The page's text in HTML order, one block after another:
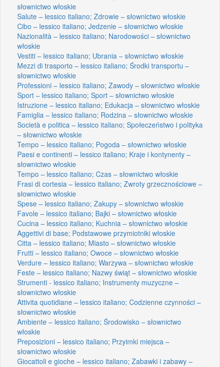
słownictwo włoskie
Salute – lessico italiano; Zdrowie – słownictwo włoskie
Cibo – lessico italiano; Jedzenie – słownictwo włoskie
Nazionalità – lessico italiano; Narodowości – słownictwo
włoskie
Vestiti – lessico italiano; Ubrania – słownictwo włoskie
Mezzi di trasporto – lessico italiano; Środki transportu –
słownictwo włoskie
Professioni – lessico italiano; Zawody – słownictwo włoskie
Sport – lessico italiano; Sport – słownictwo włoskie
Istruzione – lessico italiano; Edukacja – słownictwo włoskie
Famiglia – lessico italiano; Rodzina – słownictwo włoskie
Società e politica – lessico italiano; Społeczeństwo i polityka
– słownictwo włoskie
Tempo – lessico italiano; Pogoda – słownictwo włoskie
Paesi e continenti – lessico italiano; Kraje i kontynenty –
słownictwo włoskie
Tempo – lessico italiano; Czas – słownictwo włoskie
Frasi di cortesia – lessico italiano; Zwroty grzecznościowe –
słownictwo włoskie
Spese – lessico italiano; Zakupy – słownictwo włoskie
Favole – lessico italiano; Bajki – słownictwo włoskie
Cucina – lessico italiano; Kuchnia – słownictwo włoskie
Aggettivi di base; Podstawowe przymiotniki włoskie
Citta – lessico italiano; Miasto – słownictwo włoskie
Frutti – lessico italiano; Owoce – słownictwo włoskie
Verdure – lessico italiano; Warzywa – słownictwo włoskie
Feste – lessico italiano; Nazwy świąt – słownictwo włoskie
Strumenti - lessico italiano; Instrumenty muzyczne –
słownictwo włoskie
Attivita quotidiane – lessico italiano; Codzienne czynności –
słownictwo włoskie
Ambiente – lessico italiano; Środowisko – słownictwo
włoskie
Preposizioni – lessico italiano; Przyimki miejsca –
słownictwo włoskie
Giocattoli e gioche – lessico italiano; Zabawki i zabawy –